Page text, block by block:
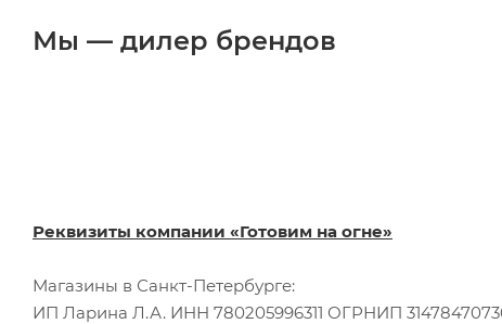
Мы — дилер брендов
Реквизиты компании «Готовим на огне»
Магазины в Санкт-Петербурге:
ИП Ларина Л.А. ИНН 780205996311 ОГРНИП